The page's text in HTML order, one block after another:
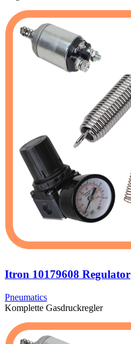
Itron 10179608 Regulator
Pneumatics
Komplette Gasdruckregler